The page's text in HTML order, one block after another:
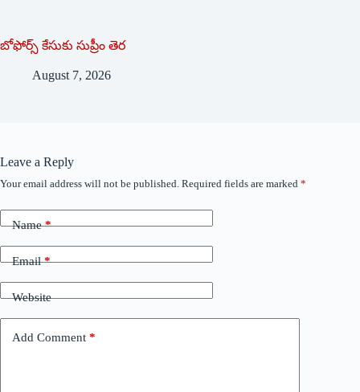
బోఫోర్స్ కేసుకు సుప్రీం తెర
August 7, 2026
Leave a Reply
Your email address will not be published. Required fields are marked *
Name*
Email*
Website
Add Comment *